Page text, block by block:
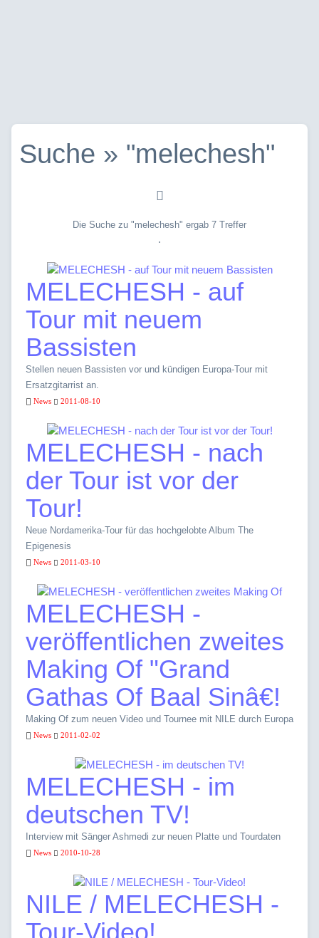
Suche » "melechesh"
Die Suche zu "melechesh" ergab 7 Treffer
.
MELECHESH - auf
Tour mit neuem
Bassisten
Stellen neuen Bassisten vor und kündigen Europa-Tour mit
Ersatzgitarrist an.
News 2011-08-10
MELECHESH - nach
der Tour ist vor der
Tour!
Neue Nordamerika-Tour für das hochgelobte Album The
Epigenesis
News 2011-03-10
MELECHESH -
veröffentlichen zweites
Making Of "Grand
Gathas Of Baal Sinâ€!
Making Of zum neuen Video und Tournee mit NILE durch Europa
News 2011-02-02
MELECHESH - im
deutschen TV!
Interview mit Sänger Ashmedi zur neuen Platte und Tourdaten
News 2010-10-28
NILE / MELECHESH -
Tour-Video!